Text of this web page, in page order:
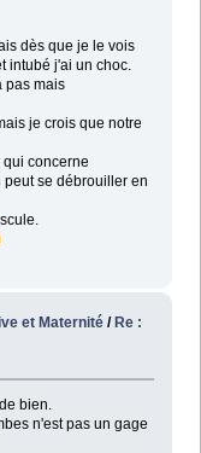
dès que je le vois
intubé j'ai un choc.
pas mais
je crois que notre
concerne
se débrouiller en
et Maternité / Re :
bien.
n'est pas un gage